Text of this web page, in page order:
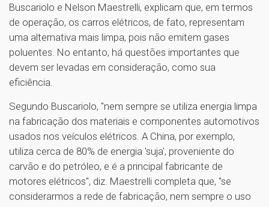
Buscariolo e Nelson Maestrelli, explicam que, em termos
de operação, os carros elétricos, de fato, representam
uma alternativa mais limpa, pois não emitem gases
poluentes. No entanto, há questões importantes que
devem ser levadas em consideração, como sua
eficiência.
Segundo Buscariolo, "nem sempre se utiliza energia limpa
na fabricação dos materiais e componentes automotivos
usados nos veículos elétricos. A China, por exemplo,
utiliza cerca de 80% de energia 'suja', proveniente do
carvão e do petróleo, e é a principal fabricante de
motores elétricos", diz. Maestrelli completa que, "se
considerarmos a rede de fabricação, nem sempre o uso